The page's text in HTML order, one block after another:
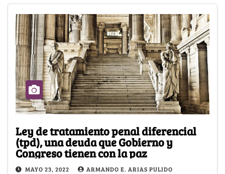
Ley de tratamiento penal diferencial
(tpd), una deuda que Gobierno y
Congreso tienen con la paz
MAYO 23, 2022 ARMANDO E. ARIAS PULIDO